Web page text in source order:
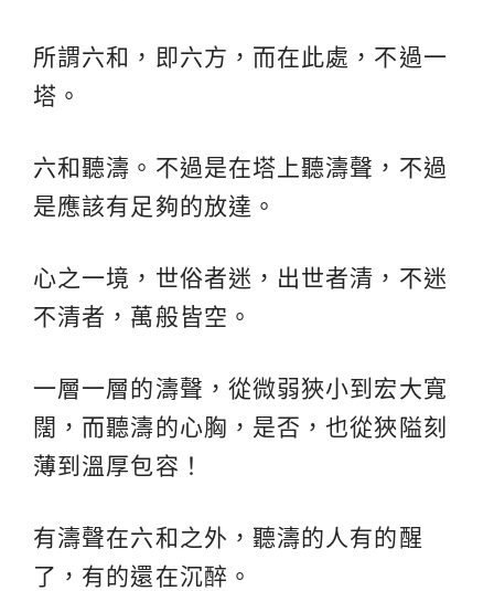
所謂六和，即六方，而在此處，不過一
塔。
六和聽濤。不過是在塔上聽濤聲，不過
是應該有足夠的放達。
心之一境，世俗者迷，出世者清，不迷
不清者，萬般皆空。
一層一層的濤聲，從微弱狹小到宏大寬
闊，而聽濤的心胸，是否，也從狹隘刻
薄到溫厚包容！
有濤聲在六和之外，聽濤的人有的醒
了，有的還在沉醉。